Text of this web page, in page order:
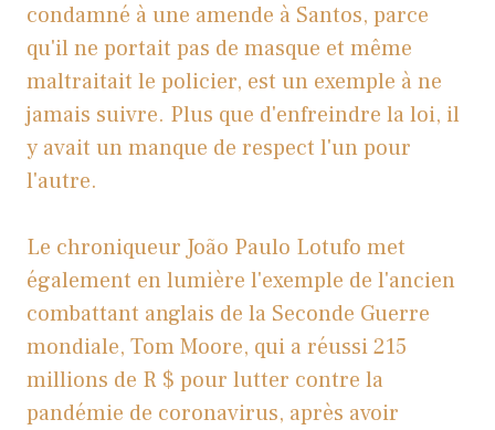
condamné à une amende à Santos, parce
qu'il ne portait pas de masque et même
maltraitait le policier, est un exemple à ne
jamais suivre. Plus que d'enfreindre la loi, il
y avait un manque de respect l'un pour
l'autre.
Le chroniqueur João Paulo Lotufo met
également en lumière l'exemple de l'ancien
combattant anglais de la Seconde Guerre
mondiale, Tom Moore, qui a réussi 215
millions de R $ pour lutter contre la
pandémie de coronavirus, après avoir